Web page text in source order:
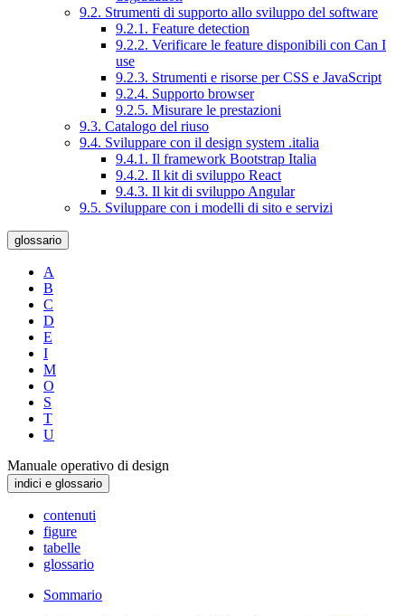
9.2. Strumenti di supporto allo sviluppo del software
9.2.1. Feature detection
9.2.2. Verificare le feature disponibili con Can I
use
9.2.3. Strumenti e risorse per CSS e JavaScript
9.2.4. Supporto browser
9.2.5. Misurare le prestazioni
9.3. Catalogo del riuso
9.4. Sviluppare con il design system .italia
9.4.1. Il framework Bootstrap Italia
9.4.2. Il kit di sviluppo React
9.4.3. Il kit di sviluppo Angular
9.5. Sviluppare con i modelli di sito e servizi
glossario
A
B
C
D
E
I
M
O
S
T
U
Manuale operativo di design
indici e glossario
contenuti
figure
tabelle
glossario
Sommario